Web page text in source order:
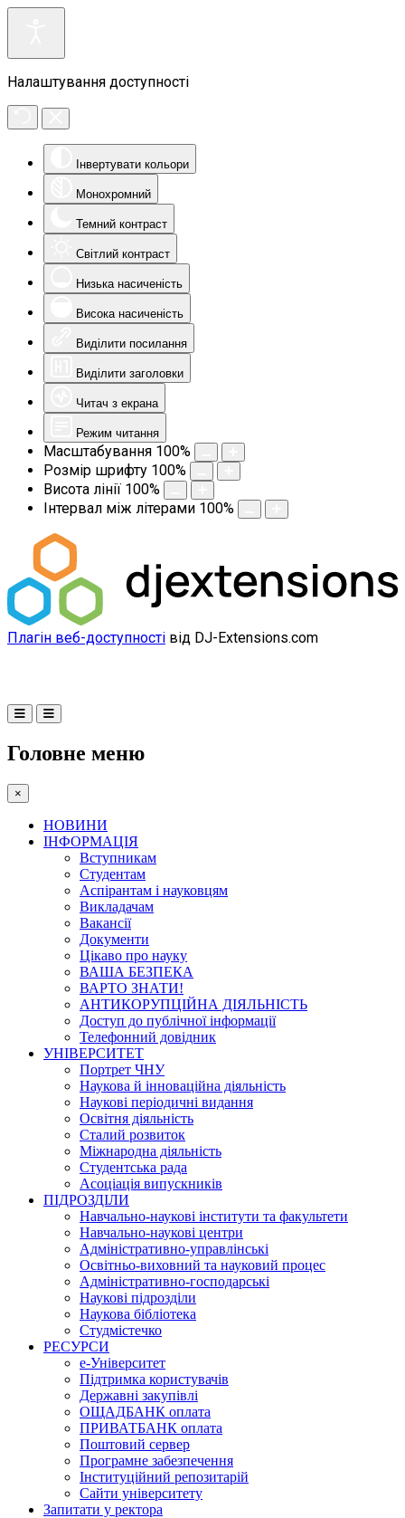
Налаштування доступності
Інвертувати кольори
Монохромний
Темний контраст
Світлий контраст
Низька насиченість
Висока насиченість
Виділити посилання
Виділити заголовки
Читач з екрана
Режим читання
Масштабування 100%
Розмір шрифту 100%
Висота лінії 100%
Інтервал між літерами 100%
Плагін веб-доступності від DJ-Extensions.com
Головне меню
×
НОВИНИ
ІНФОРМАЦІЯ
Вступникам
Студентам
Аспірантам і науковцям
Викладачам
Вакансії
Документи
Цікаво про науку
ВАША БЕЗПЕКА
ВАРТО ЗНАТИ!
АНТИКОРУПЦІЙНА ДІЯЛЬНІСТЬ
Доступ до публічної інформації
Телефонний довідник
УНІВЕРСИТЕТ
Портрет ЧНУ
Наукова й інноваційна діяльність
Наукові періодичні видання
Освітня діяльність
Сталий розвиток
Міжнародна діяльність
Студентська рада
Асоціація випускників
ПІДРОЗДІЛИ
Навчально-наукові інститути та факультети
Навчально-наукові центри
Адміністративно-управлінські
Освітньо-виховний та науковий процес
Адміністративно-господарські
Наукові підрозділи
Наукова бібліотека
Студмістечко
РЕСУРСИ
е-Університет
Підтримка користувачів
Державні закупівлі
ОЩАДБАНК оплата
ПРИВАТБАНК оплата
Поштовий сервер
Програмне забезпечення
Інституційний репозитарій
Сайти університету
Запитати у ректора